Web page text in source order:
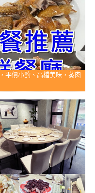
平價小酌、高檔美味，蒸肉